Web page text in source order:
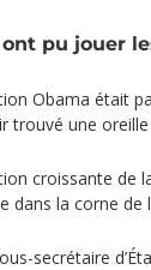
pu jouer
Obama était
trouvé une
croissante de
dans la corne de
secrétaire